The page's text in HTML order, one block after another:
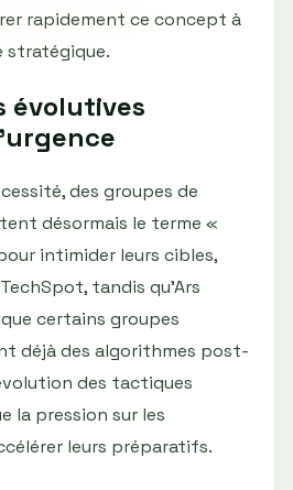
rapidement ce concept à
stratégique.
évolutives
des groupes de
désormais le terme «
intimider leurs cibles,
tandis qu'Ars
certains groupes
déjà des algorithmes post-
des tactiques
la pression sur les
leurs préparatifs.